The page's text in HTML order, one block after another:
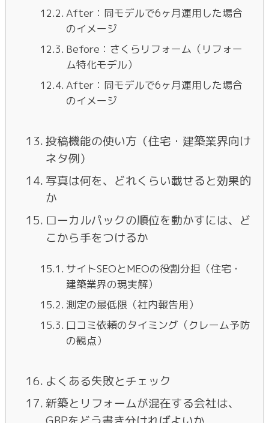
After：同モデルで6ヶ月運用した場合
のイメージ
Before：さくらリフォーム（リフォー
ム特化モデル）
After：同モデルで6ヶ月運用した場合
のイメージ
投稿機能の使い方（住宅・建築業界向け
ネタ例）
写真は何を、どれくらい載せると効果的
か
ローカルパックの順位を動かすには、ど
こから手をつけるか
サイトSEOとMEOの役割分担（住宅・
建築業界の現実解）
測定の最低限（社内報告用）
口コミ依頼のタイミング（クレーム予防
の観点）
よくある失敗とチェック
新築とリフォームが混在する会社は、